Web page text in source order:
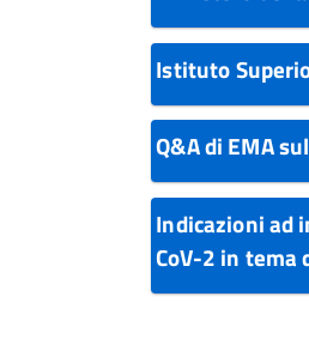
Istituto
Q&A di EMA
Indicazioni ad
CoV-2 in tema